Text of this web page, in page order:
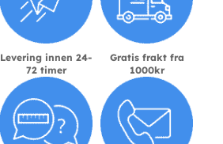
Levering innen 24-
72 timer
Gratis frakt fra
1000kr